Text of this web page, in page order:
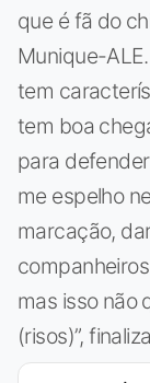
que é fã do
Munique-
tem
tem boa
para
me espelho
marcação,
mas isso não
(risos)”,